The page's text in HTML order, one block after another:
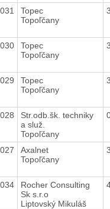
Topec
Topoľčany
Topec
Topoľčany
Topec
Topoľčany
Str.odb.šk. techniky
a služ.
Topoľčany
Axalnet
Topoľčany
Rocher Consulting
Sk s.r.o
Liptovský Mikuláš